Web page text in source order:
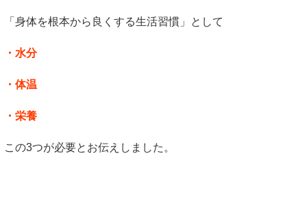
「身体を根本から良くする生活習慣」として
・水分
・体温
・栄養
この3つが必要とお伝えしました。